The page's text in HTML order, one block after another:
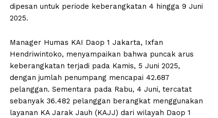
dipesan untuk periode keberangkatan 4 hingga 9 Juni
2025.
Manager Humas KAI Daop 1 Jakarta, Ixfan
Hendriwintoko, menyampaikan bahwa puncak arus
keberangkatan terjadi pada Kamis, 5 Juni 2025,
dengan jumlah penumpang mencapai 42.687
pelanggan. Sementara pada Rabu, 4 Juni, tercatat
sebanyak 36.482 pelanggan berangkat menggunakan
layanan KA Jarak Jauh (KAJJ) dari wilayah Daop 1